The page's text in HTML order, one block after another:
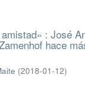
: José
hace
(2018-01-12)